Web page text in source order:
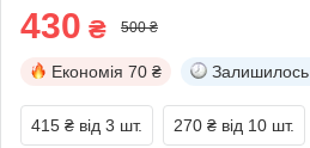
430 ₴ 500 ₴
Економія 70 ₴ Залишилось
415 ₴ від 3 шт. 270 ₴ від 10 шт.